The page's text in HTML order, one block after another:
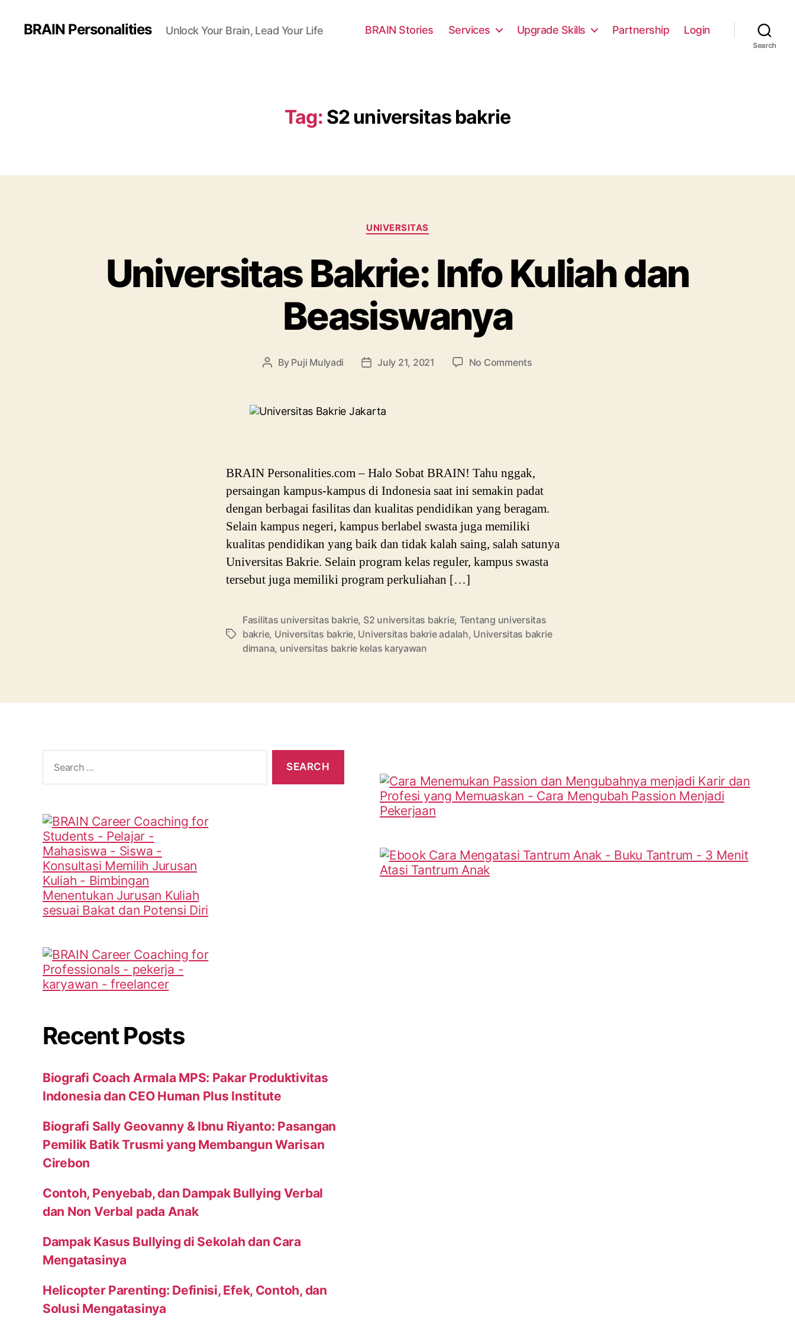
BRAIN Personalities Unlock Your Brain, Lead Your Life BRAIN Stories Services Upgrade Skills Partnership Login
Search
Tag: S2 universitas bakrie
Categories
UNIVERSITAS
Universitas Bakrie: Info Kuliah dan
Beasiswanya
Post
By Puji Mulyadi
PostJuly 21, 2021 No Commentson
BRAIN Personalities.com – Halo Sobat BRAIN! Tahu nggak,
persaingan kampus-kampus di Indonesia saat ini semakin padat
dengan berbagai fasilitas dan kualitas pendidikan yang beragam.
Selain kampus negeri, kampus berlabel swasta juga memiliki
kualitas pendidikan yang baik dan tidak kalah saing, salah satunya
Universitas Bakrie. Selain program kelas reguler, kampus swasta
tersebut juga memiliki program perkuliahan […]
Tags
Fasilitas universitas bakrie, S2 universitas bakrie, Tentang universitas
bakrie, Universitas bakrie, Universitas bakrie adalah, Universitas bakrie
dimana, universitas bakrie kelas karyawan
for:
Recent Posts
Biografi Coach Armala MPS: Pakar Produktivitas
Indonesia dan CEO Human Plus Institute
Biografi Sally Geovanny & Ibnu Riyanto: Pasangan
Pemilik Batik Trusmi yang Membangun Warisan
Cirebon
Contoh, Penyebab, dan Dampak Bullying Verbal
dan Non Verbal pada Anak
Dampak Kasus Bullying di Sekolah dan Cara
Mengatasinya
Helicopter Parenting: Definisi, Efek, Contoh, dan
Solusi Mengatasinya